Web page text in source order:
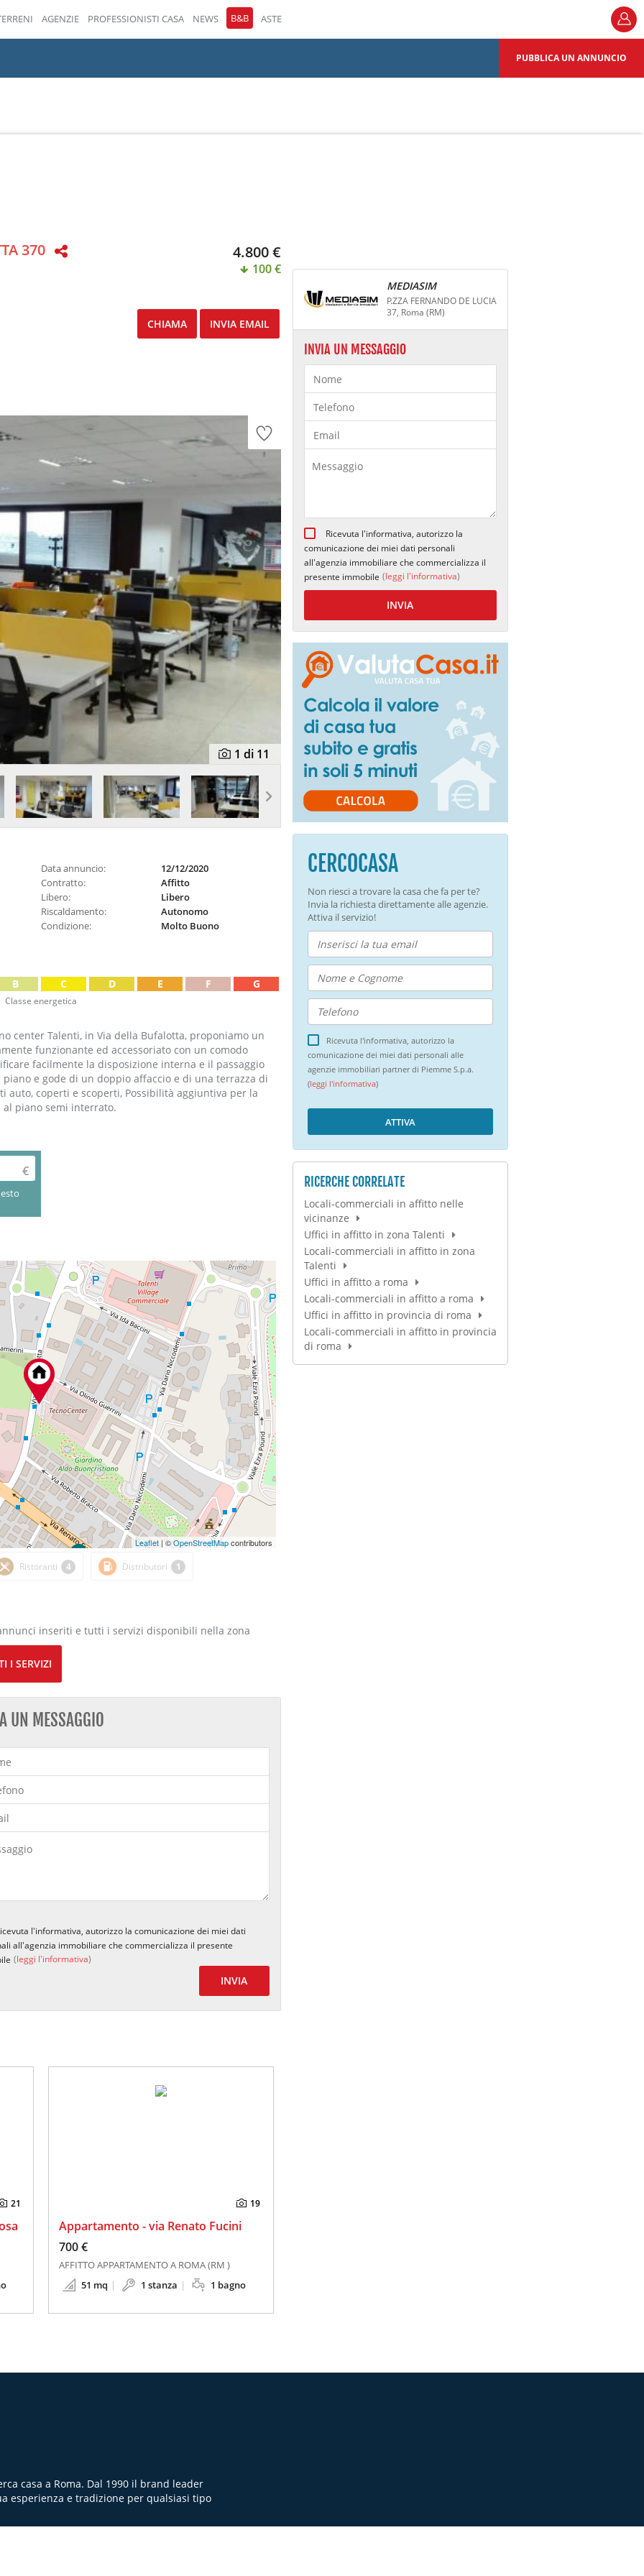
AGENZIE PROFESSIONISTI CASA NEWS B&B ASTE
PUBBLICA UN ANNUNCIO
370 4.800 €
100
INVIA EMAIL
CHIAMA
1 di 11
Data annuncio:
12/12/2020
Contratto:
Affitto
Libero:
Libero
Riscaldamento:
Autonomo
Condizione:
Molto Buono
B C D E F G
Classe energetica
center Talenti, in Via della Bufalotta, proponiamo un
funzionante ed accessoriato con un comodo
facilmente la disposizione interna e il passaggio
e gode di un doppio affaccio e di una terrazza di
auto, coperti e scoperti, Possibilità aggiuntiva per la
al piano semi interrato.
365m
Leaflet | ©OpenStreetMapcontributors
Ristoranti 4 Distributori 1
inseriti e tutti i servizi disponibili nella zona
I SERVIZI
UN MESSAGGIO
l'informativa, autorizzo la comunicazione dei miei dati
all'agenzia immobiliare che commercializza il presente
(leggi l'informativa)
INVIA
21 19
Appartamento - via Renato Fucini
700 €
AFFITTO APPARTAMENTO A ROMA (RM )
51 mq
1 stanza 1 bagno
MEDIASIM
P.ZZA FERNANDO DE LUCIA
37, Roma (RM)
INVIA UN MESSAGGIO
Ricevuta l'informativa, autorizzo la
comunicazione dei miei dati personali
all'agenzia immobiliare che commercializza il
presente immobile (leggi l'informativa)
INVIA
CERCOCASA
Non riesci a trovare la casa che fa per te?
Invia la richiesta direttamente alle agenzie.
Attiva il servizio!
Ricevuta l'informativa, autorizzo la
comunicazione dei miei dati personali alle
agenzie immobiliari partner di Piemme S.p.a.
(leggi l'informativa)
ATTIVA
RICERCHE CORRELATE
Locali-commerciali in affitto nelle
vicinanze
Uffici in affitto in zona Talenti
Locali-commerciali in affitto in zona
Talenti
Uffici in affitto a roma
Locali-commerciali in affitto a roma
Uffici in affitto in provincia di roma
Locali-commerciali in affitto in provincia
di roma
casa a Roma. Dal 1990 il brand leader
esperienza e tradizione per qualsiasi tipo